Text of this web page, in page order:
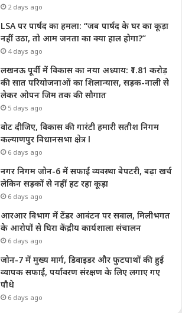
2 days ago
LSA पर पार्षद का हमला: “जब पार्षद के घर का कूड़ा
नहीं उठा, तो आम जनता का क्या हाल होगा?”
4 days ago
लखनऊ पूर्वी में विकास का नया अध्याय: ₹1.81 करोड़
की सात परियोजनाओं का शिलान्यास, सड़क-नाली से
लेकर ओपन जिम तक की सौगात
5 days ago
वोट दीजिए, विकास की गारंटी हमारी सतीश निगम
कल्याणपुर विधानसभा क्षेत्र l
6 days ago
नगर निगम जोन-6 में सफाई व्यवस्था बेपटरी, बढ़ा खर्च
लेकिन सड़कों से नहीं हट रहा कूड़ा
6 days ago
आरआर विभाग में टेंडर आवंटन पर सवाल, मिलीभगत
के आरोपों से घिरा केंद्रीय कार्यशाला संचालन
6 days ago
जोन-7 में मुख्य मार्ग, डिवाइडर और फुटपाथों की हुई
व्यापक सफाई, पर्यावरण संरक्षण के लिए लगाए गए
पौधे
6 days ago